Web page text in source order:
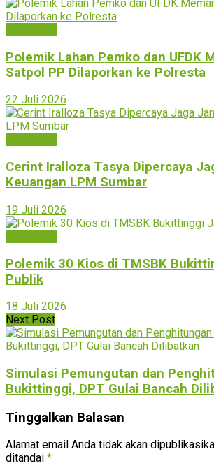
Polemik Lahan Pemko dan UFDK
Satpol PP Dilaporkan ke Polresta
22 Juli 2026
Cerint Iralloza Tasya Dipercaya
Keuangan LPM Sumbar
19 Juli 2026
Polemik 30 Kios di TMSBK
Publik
18 Juli 2026
Next Post
Simulasi Pemungutan dan
Bukittinggi, DPT Gulai Bancah
Tinggalkan Balasan
Alamat email Anda tidak akan
ditandai *